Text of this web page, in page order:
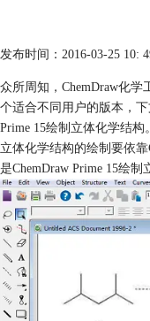
发布时间：2016-03-25 10:
众所周知，ChemDraw化学
个适合不同用户的版本，
Prime 15绘制立体化学结构。
立体化学结构的绘制要依靠
是ChemDraw Prime 15绘制